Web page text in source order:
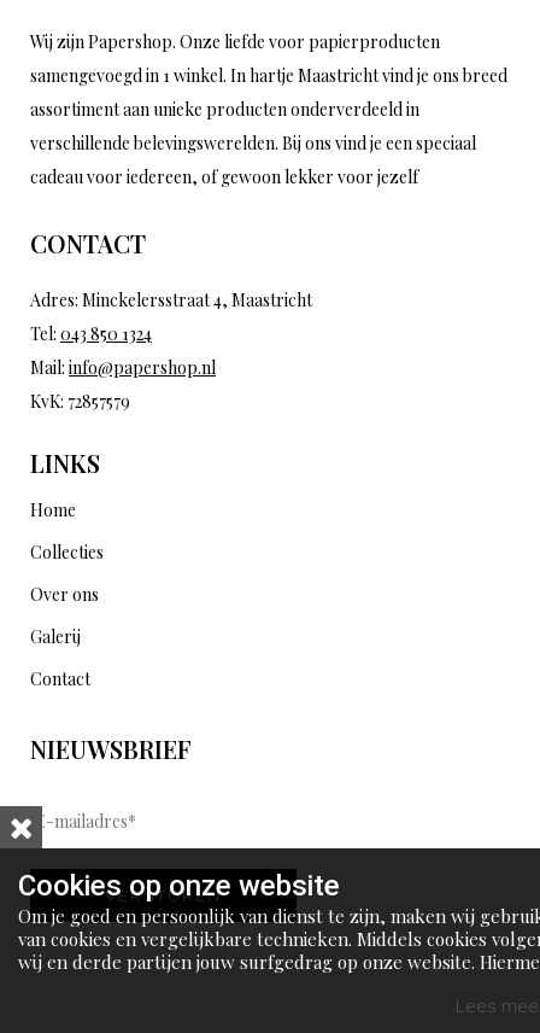
Wij zijn Papershop. Onze liefde voor papierproducten
samengevoegd in 1 winkel. In hartje Maastricht vind je ons breed
assortiment aan unieke producten onderverdeeld in
verschillende belevingswerelden. Bij ons vind je een speciaal
cadeau voor iedereen, of gewoon lekker voor jezelf
CONTACT
Adres: Minckelersstraat 4, Maastricht
Tel: 043 850 1324
Mail: info@papershop.nl
KvK: 72857579
LINKS
Home
Collecties
Over ons
Galerij
Contact
NIEUWSBRIEF
E
-
m
a
i
l
VERSTUREN
Cookies op onze website
Om je goed en persoonlijk van dienst te zijn, maken wij
van cookies en vergelijkbare technieken. Middels cookies
wij en derde partijen jouw surfgedrag op onze website.
Lees